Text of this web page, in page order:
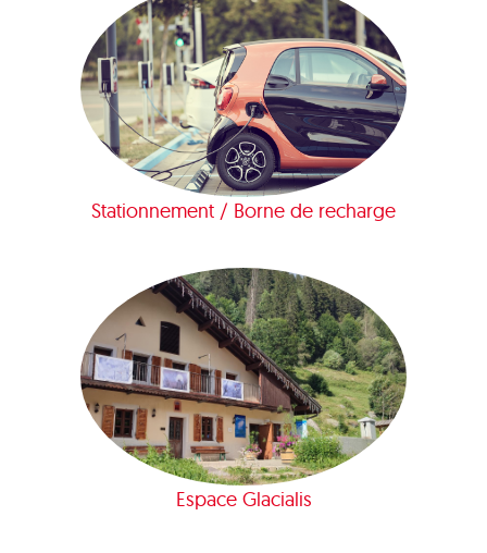
Stationnement / Borne de recharge
Espace Glacialis